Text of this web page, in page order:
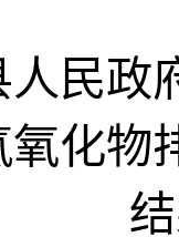
民政
化物